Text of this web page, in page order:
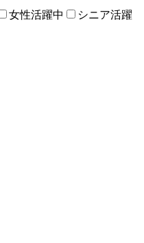
女性活躍中
シニア活躍